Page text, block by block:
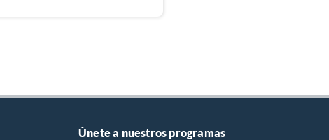
Únete a nuestros programas